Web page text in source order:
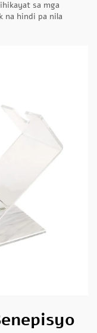
sa mga
na hindi pa nila